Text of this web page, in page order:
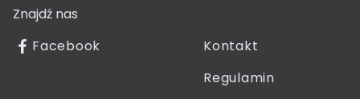
Znajdź nas
Facebook
Kontakt
Regulamin